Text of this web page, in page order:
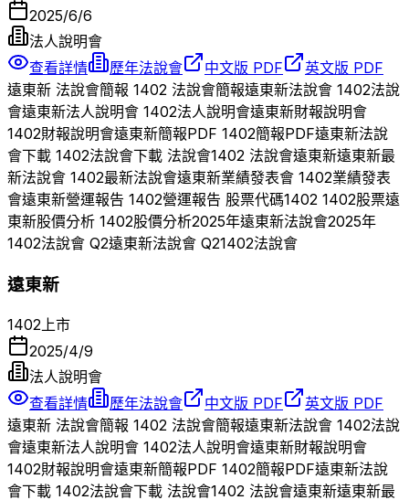
2025/6/6
法人說明會
查看詳情
歷年法說會 中文版 PDF
英文版 PDF
遠東新 法說會簡報 1402 法說會簡報遠東新法說會 1402法說
會遠東新法人說明會 1402法人說明會遠東新財報說明會
1402財報說明會遠東新簡報PDF 1402簡報PDF遠東新法說
會下載 1402法說會下載 法說會1402 法說會遠東新遠東新最
新法說會 1402最新法說會遠東新業績發表會 1402業績發表
會遠東新營運報告 1402營運報告 股票代碼1402 1402股票遠
東新股價分析 1402股價分析2025年遠東新法說會2025年
1402法說會 Q2遠東新法說會 Q21402法說會
遠東新
1402 上市
2025/4/9
法人說明會
查看詳情
歷年法說會 中文版 PDF
英文版 PDF
遠東新 法說會簡報 1402 法說會簡報遠東新法說會 1402法說
會遠東新法人說明會 1402法人說明會遠東新財報說明會
1402財報說明會遠東新簡報PDF 1402簡報PDF遠東新法說
會下載 1402法說會下載 法說會1402 法說會遠東新遠東新最